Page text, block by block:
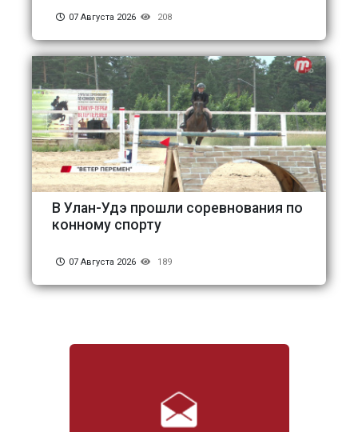
07 Августа 2026 208
В Улан-Удэ прошли соревнования по
конному спорту
07 Августа 2026 189